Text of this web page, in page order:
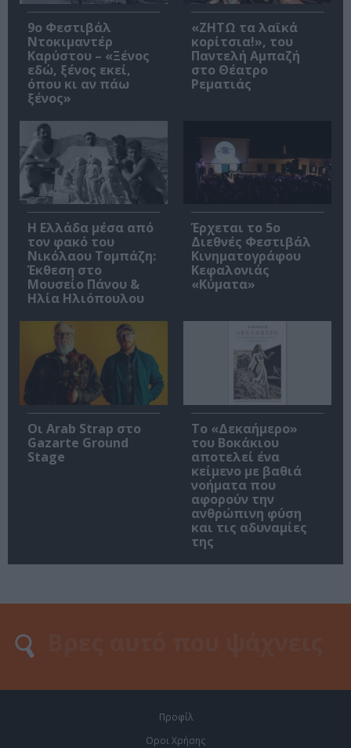
9ο Φεστιβάλ
Ντοκιμαντέρ
Καρύστου – «Ξένος
εδώ, ξένος εκεί,
όπου κι αν πάω
ξένος»
«ΖΗΤΩ τα λαϊκά
κορίτσια!», του
Παντελή Αμπαζή
στο Θέατρο
Ρεματιάς
Η Ελλάδα μέσα από
τον φακό του
Νικόλαου Τομπάζη:
Έκθεση στο
Μουσείο Πάνου &
Ηλία Ηλιόπουλου
Έρχεται το 5ο
Διεθνές Φεστιβάλ
Κινηματογράφου
Κεφαλονιάς
«Κύματα»
Οι Arab Strap στο
Gazarte Ground
Stage
Το «Δεκαήμερο»
του Βοκάκιου
αποτελεί ένα
κείμενο με βαθιά
νοήματα που
αφορούν την
ανθρώπινη φύση
και τις αδυναμίες
της
Προφίλ
Οροι Χρήσης